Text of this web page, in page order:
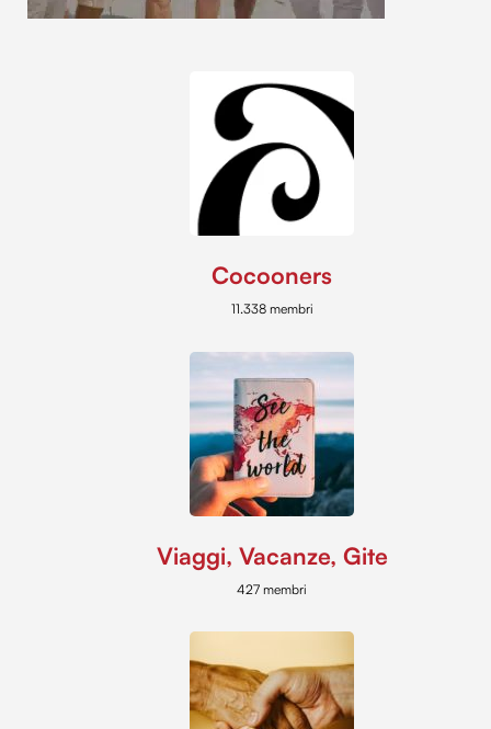
Cocooners
11.338 membri
Viaggi, Vacanze, Gite
427 membri